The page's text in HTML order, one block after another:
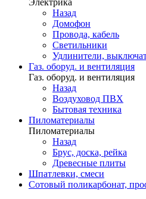
Электрика
Назад
Домофон
Провода, кабель
Светильники
Удлинители,
Газ. оборуд. и вентиляция
Газ. оборуд. и вентиляция
Назад
Воздуховод ПВХ
Бытовая техника
Пиломатериалы
Пиломатериалы
Назад
Брус, доска, рейка
Древесные плиты
Шпатлевки, смеси
Сотовый поликарбонат,